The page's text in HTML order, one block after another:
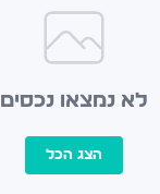
לא נמצאו נכסים
הצג הכל